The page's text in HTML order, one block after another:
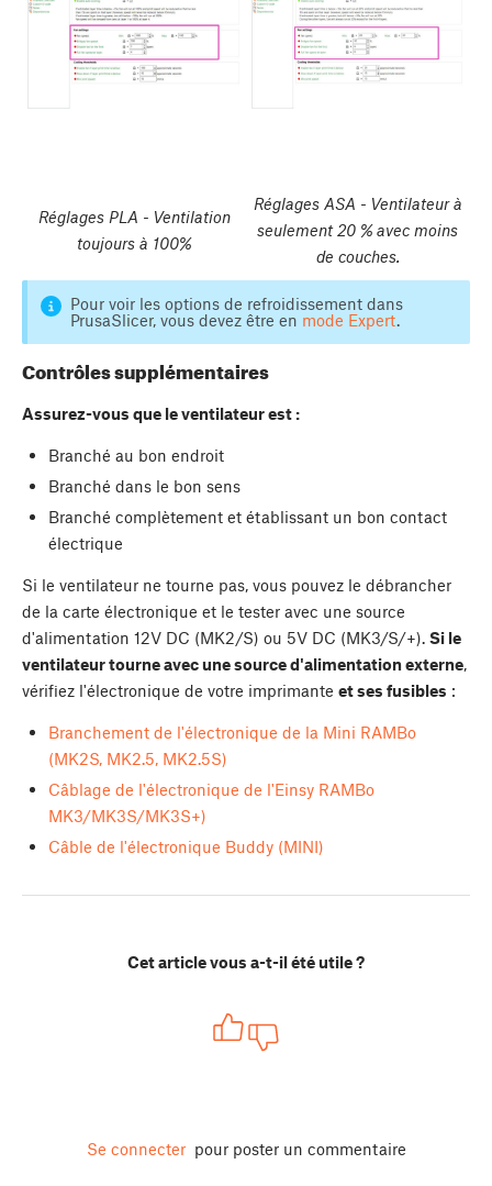
Réglages PLA - Ventilation
toujours à 100%
Réglages ASA - Ventilateur à
seulement 20 % avec moins
de couches.
Pour voir les options de refroidissement dans
PrusaSlicer, vous devez être en mode Expert.
Contrôles supplémentaires
Assurez-vous que le ventilateur est :
Branché au bon endroit
Branché dans le bon sens
Branché complètement et établissant un bon contact
électrique
Si le ventilateur ne tourne pas, vous pouvez le débrancher
de la carte électronique et le tester avec une source
d'alimentation 12V DC (MK2/S) ou 5V DC (MK3/S/+). Si le
ventilateur tourne avec une source d'alimentation externe,
vérifiez l'électronique de votre imprimante et ses fusibles :
Branchement de l'électronique de la Mini RAMBo
(MK2S, MK2.5, MK2.5S)
Câblage de l'électronique de l'Einsy RAMBo
MK3/MK3S/MK3S+)
Câble de l'électronique Buddy (MINI)
Cet article vous a-t-il été utile ?
Se connecter pour poster un commentaire